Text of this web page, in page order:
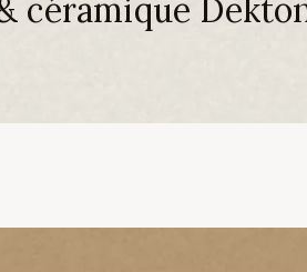
céramique